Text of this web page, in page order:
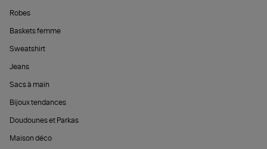
Robes
Baskets femme
Sweatshirt
Jeans
Sacs à main
Bijoux tendances
Doudounes et Parkas
Maison déco